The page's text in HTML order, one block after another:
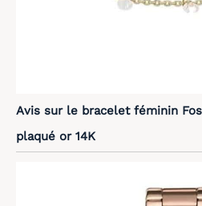
Avis sur le bracelet féminin
plaqué or 14K